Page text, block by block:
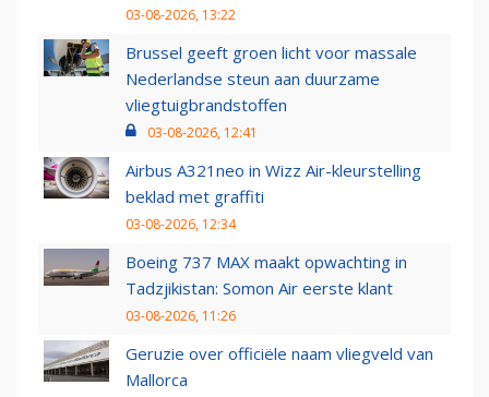
03-08-2026, 13:22
Brussel geeft groen licht voor massale
Nederlandse steun aan duurzame
vliegtuigbrandstoffen
03-08-2026, 12:41
Airbus A321neo in Wizz Air-kleurstelling
beklad met graffiti
03-08-2026, 12:34
Boeing 737 MAX maakt opwachting in
Tadzjikistan: Somon Air eerste klant
03-08-2026, 11:26
Geruzie over officiële naam vliegveld van
Mallorca